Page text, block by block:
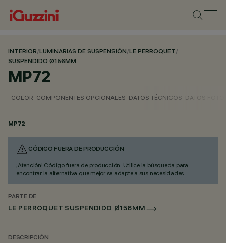
INTERIOR/LUMINARIAS DE SUSPENSIÓN/LE PERROQUET/
SUSPENDIDO Ø156MM
MP72
COLOR COMPONENTES OPCIONALES DATOS TÉCNICOS DATOS
MP72
CÓDIGO FUERA DE PRODUCCIÓN
¡Atención! Código fuera de producción. Utilice la búsqueda para
encontrar la alternativa que mejor se adapte a sus necesidades.
PARTE DE
LE PERROQUET SUSPENDIDO Ø156MM
DESCRIPCIÓN